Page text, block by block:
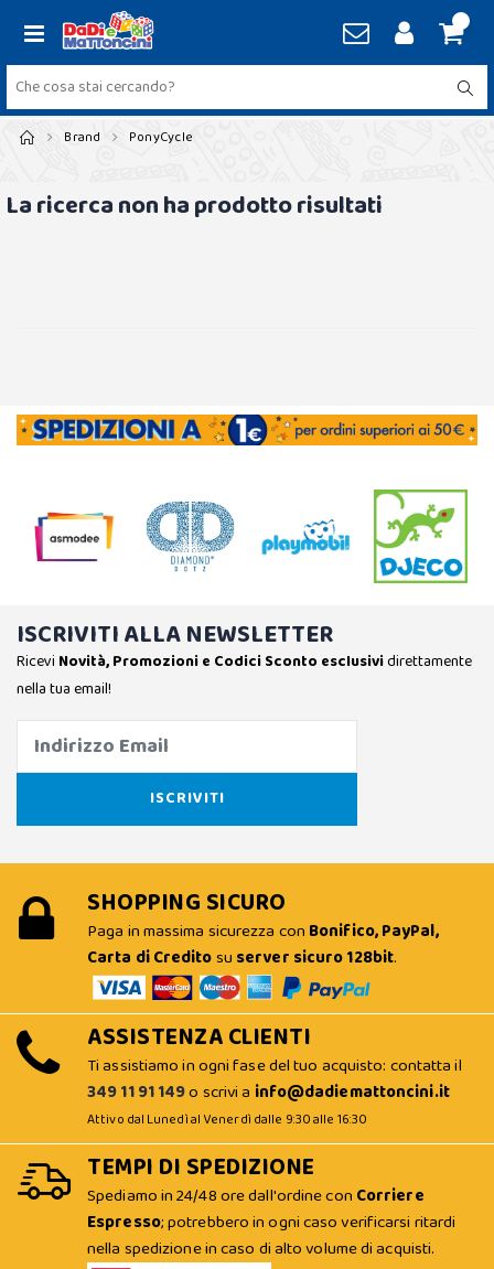
Brand PonyCycle
La ricerca non ha prodotto risultati
ISCRIVITI ALLA NEWSLETTER
Ricevi Novità, Promozioni e Codici Sconto esclusividirettamente
nella tua email!
SHOPPING SICURO
Paga in massima sicurezza con Bonifico, PayPal,
Carta di Creditosu server sicuro 128bit.
ASSISTENZA CLIENTI
Ti assistiamo in ogni fase del tuo acquisto: contatta il
349 11 91 149o scrivi a info@dadiemattoncini.it
Attivo dal Lunedì al Venerdì dalle 9:30 alle 16:30
TEMPI DI SPEDIZIONE
Spediamo in 24/48 ore dall'ordine con Corriere
Espresso; potrebbero in ogni caso verificarsi ritardi
nella spedizione in caso di alto volume di acquisti.